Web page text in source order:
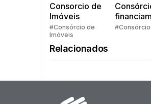
Consorcio de
Imóveis
#Consórcio de
Imóveis
Quem
#Consórcio
Relacionados